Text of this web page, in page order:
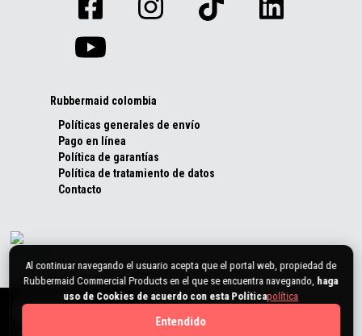
Rubbermaid colombia
Políticas generales de envío
Pago en línea
Política de garantías
Política de tratamiento de datos
Contacto
Al continuar navegando el usuario acepta que el portal web, propiedad de
Rubbermaid Commercial Products en el que se encuentra navegando, haga
uso de Cookies de acuerdo con esta Políticapolítica
Entendido